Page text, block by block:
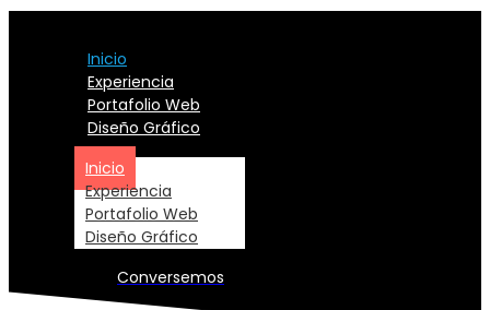
Inicio
Experiencia
Portafolio Web
Diseño Gráfico
Inicio
Experiencia
Portafolio Web
Diseño Gráfico
Conversemos